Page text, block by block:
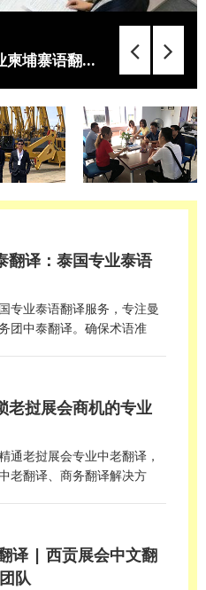
柬埔寨金边中文翻译-专业柬埔寨语翻译：连接中柬合作的语言桥梁
翻译：泰国专业泰语
专业泰语翻译服务，专注曼
团中泰翻译。确保术语准
老挝展会商机的专业
通老挝展会专业中老翻译，
老翻译、商务翻译解决方
挝语翻译支持！
译 | 西贡展会中文翻
队